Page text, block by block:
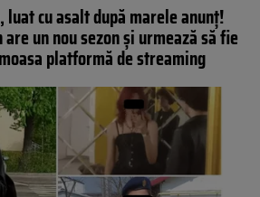
cu asalt după marele anunț!
un nou sezon și urmează să fie
platformă de streaming